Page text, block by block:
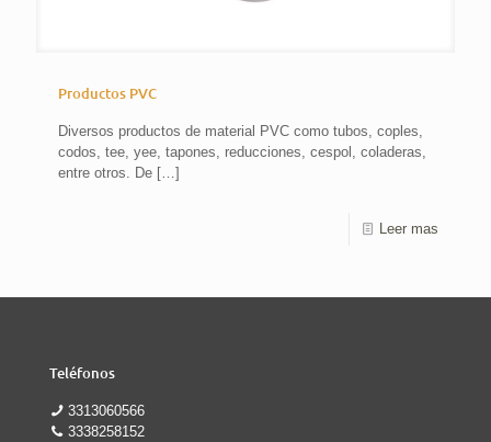
Productos PVC
Diversos productos de material PVC como tubos, coples,
codos, tee, yee, tapones, reducciones, cespol, coladeras,
entre otros. De […]
Leer mas
Teléfonos
3313060566
3338258152